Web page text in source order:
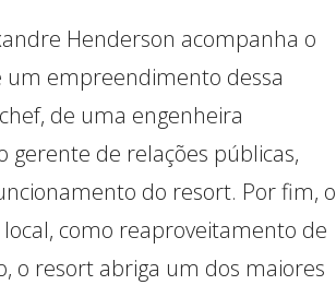
Henderson acompanha o
empreendimento dessa
de uma engenheira
gerente de relações públicas,
do resort. Por fim, o
como reaproveitamento de
o resort abriga um dos maiores